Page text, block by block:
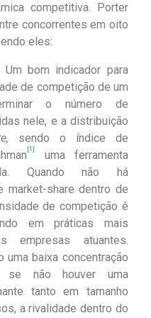
competitiva. Porter
concorrentes em oito
eles:
Um bom indicador para
de competição de um
o número de
nele, e a distribuição
sendo o índice de
[1]
uma ferramenta
Quando não há
market-share dentro de
de competição é
em práticas mais
empresas atuantes.
uma baixa concentração
se não houver uma
tanto em tamanho
a rivalidade dentro do